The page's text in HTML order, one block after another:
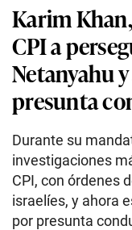
Karim
CPI a
Netanyahu
presunta
Durante su
investigaciones
CPI, con órdenes
israelíes, y ahora
por presunta